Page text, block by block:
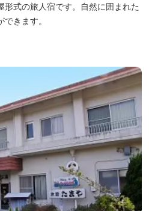
式の旅人宿です。自然に囲まれた
きます。